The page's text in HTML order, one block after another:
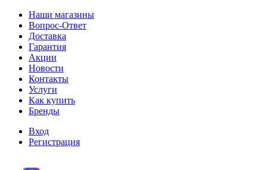
Наши магазины
Вопрос-Ответ
Доставка
Гарантия
Акции
Новости
Контакты
Услуги
Как купить
Бренды
Вход
Регистрация